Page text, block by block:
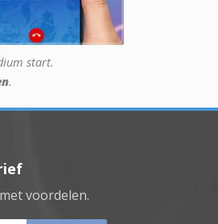
start.
.
voordelen.